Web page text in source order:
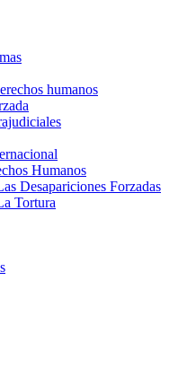
humanos
Humanos​
Desapariciones Forzadas
Tortura​